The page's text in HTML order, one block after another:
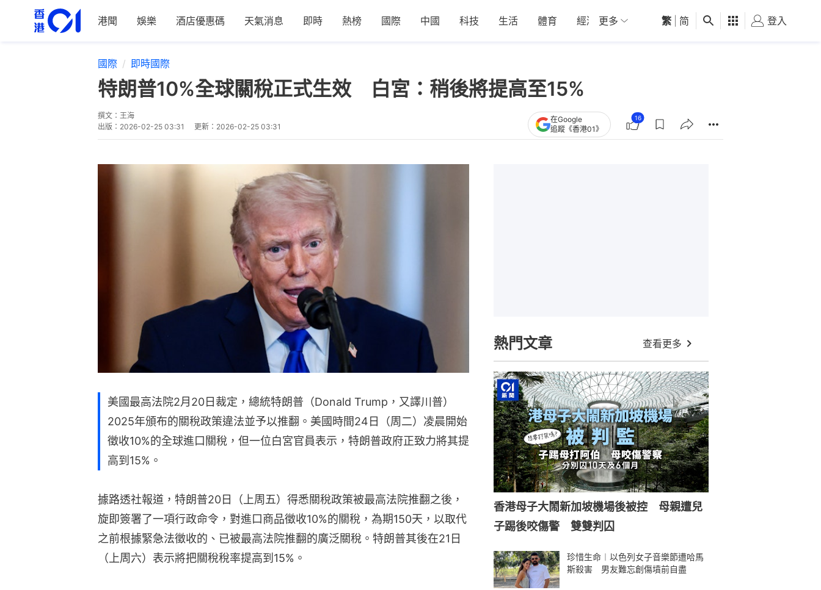
港聞 娛樂 酒店優惠碼 天氣消息 即時 熱榜 國際 中國 科技 生活 體育 經濟 01深圳 觀點 健康 好食玩飛
更多 繁 简 登入
國際 即時國際
特朗普10%全球關稅正式生效 白宮：稍後將提高至15%
撰文： 王海
出版： 2026-02-25 03:31 更新： 2026-02-25 03:31
在Google
追蹤《香港01》
16
美國最高法院2月20日裁定，總統特朗普（Donald Trump，又譯川普）
2025年頒布的關稅政策違法並予以推翻。美國時間24日（周二）凌晨開始
徵收10%的全球進口關稅，但一位白宮官員表示，特朗普政府正致力將其提
高到15%。
據路透社報道，特朗普20日（上周五）得悉關稅政策被最高法院推翻之後，
旋即簽署了一項行政命令，對進口商品徵收10%的關稅，為期150天，以取代
之前根據緊急法徵收的、已被最高法院推翻的廣泛關稅。特朗普其後在21日
（上周六）表示將把關稅稅率提高到15%。
熱門文章 查看更多
香港母子大鬧新加坡機場後被控 母親遭兒
子踢後咬傷警 雙雙判囚
珍惜生命︱以色列女子音樂節遭哈馬
斯殺害 男友難忘創傷墳前自盡